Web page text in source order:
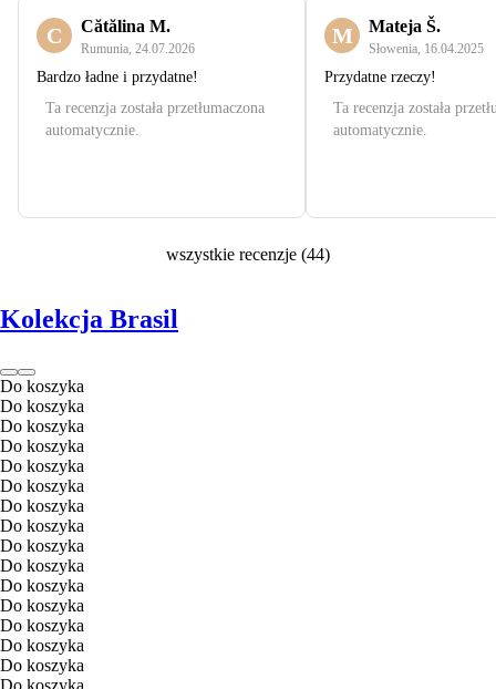
C Cătălina M.
Rumunia 24.07.2026
Bardzo ładne i przydatne!
Ta recenzja została przetłumaczona
automatycznie.
M Mateja Š.
Słowenia 16.04.2025
Przydatne rzeczy!
Ta recenzja została
automatycznie.
wszystkie recenzje (44)
Kolekcja Brasil
Do koszyka
Do koszyka
Do koszyka
Do koszyka
Do koszyka
Do koszyka
Do koszyka
Do koszyka
Do koszyka
Do koszyka
Do koszyka
Do koszyka
Do koszyka
Do koszyka
Do koszyka
Do koszyka